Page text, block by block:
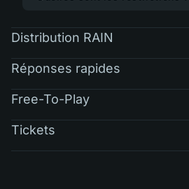
Distribution RAIN
Réponses rapides
Free-To-Play
Tickets